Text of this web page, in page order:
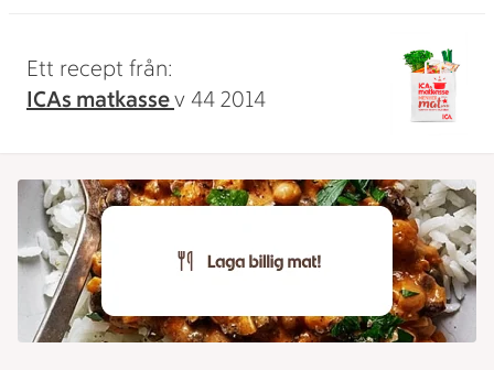
Ett recept från:
ICAs matkassev 44 2014